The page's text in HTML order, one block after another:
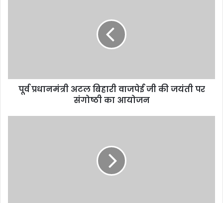
पूर्व प्रधानमंत्री अटल बिहारी वाजपेई जी की जयंती पर
संगोष्ठी का आयोजन